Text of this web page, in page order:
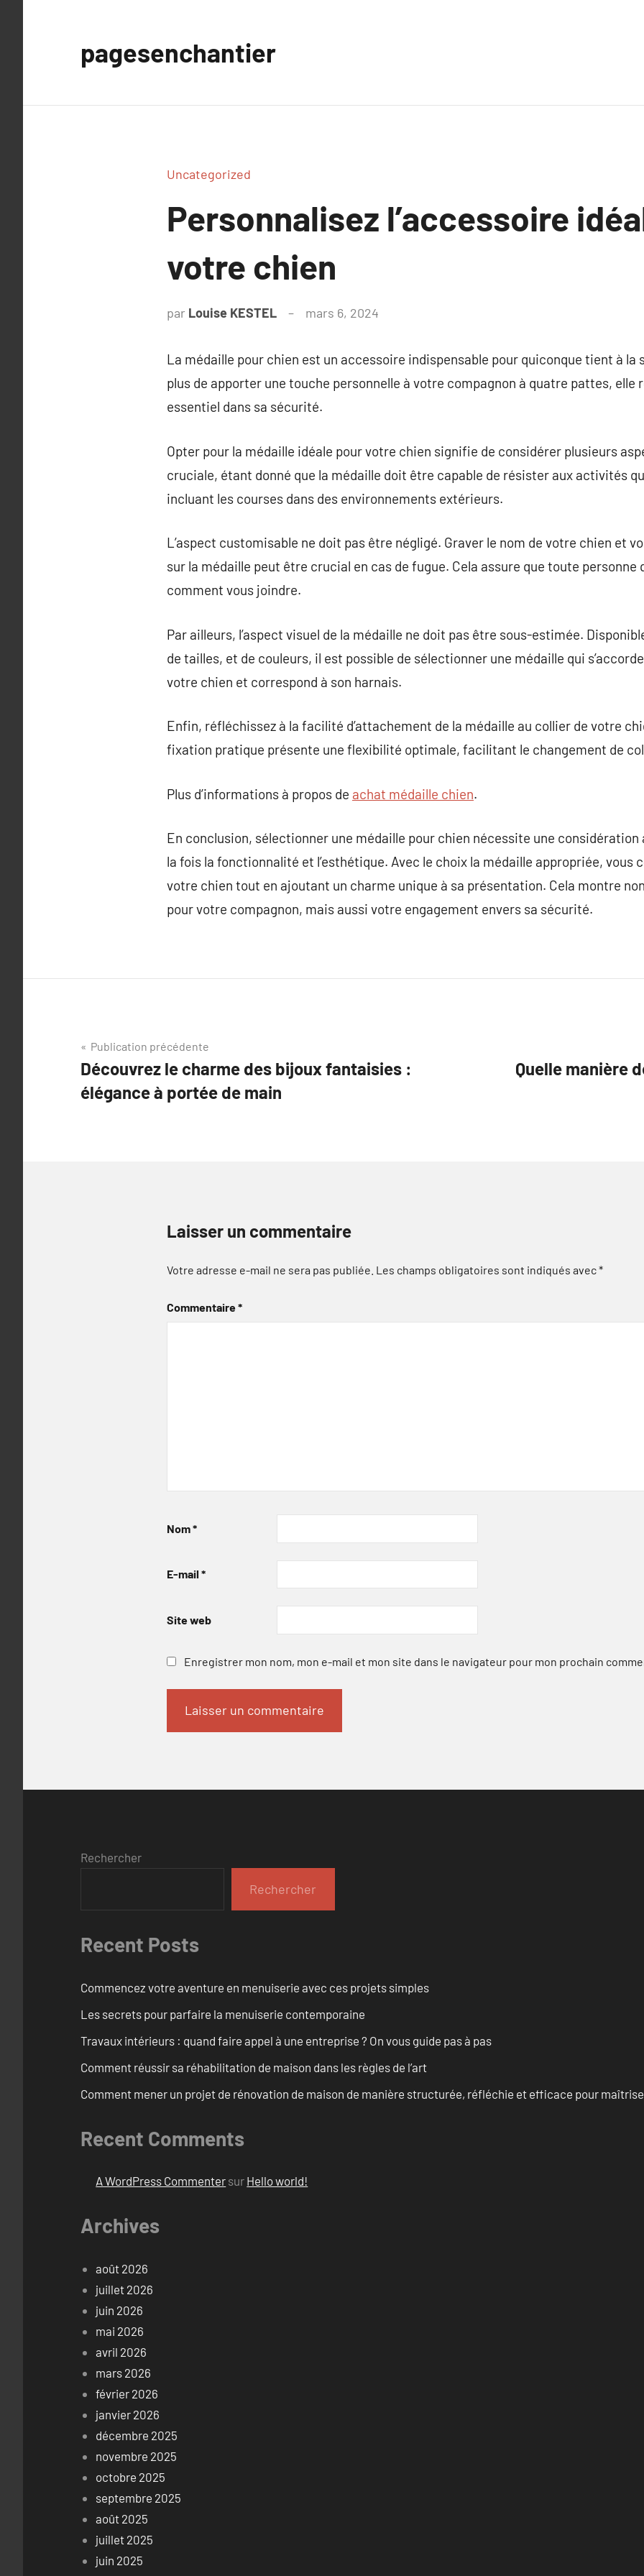
pagesenchantier
Uncategorized
Personnalisez l’accessoire
votre chien
par Louise KESTEL mars 6, 2024
La médaille pour chien est un accessoire indispensable pour quiconque tient à la
plus de apporter une touche personnelle à votre compagnon à quatre pattes, elle
essentiel dans sa sécurité.
Opter pour la médaille idéale pour votre chien signifie de considérer plusieurs
cruciale, étant donné que la médaille doit être capable de résister aux activités
incluant les courses dans des environnements extérieurs.
L’aspect customisable ne doit pas être négligé. Graver le nom de votre chien et
sur la médaille peut être crucial en cas de fugue. Cela assure que toute
comment vous joindre.
Par ailleurs, l’aspect visuel de la médaille ne doit pas être sous-estimée.
de tailles, et de couleurs, il est possible de sélectionner une médaille qui
votre chien et correspond à son harnais.
Enfin, réfléchissez à la facilité d’attachement de la médaille au collier de votre
fixation pratique présente une flexibilité optimale, facilitant le changement de
Plus d’informations à propos de achat médaille chien.
En conclusion, sélectionner une médaille pour chien nécessite une
la fois la fonctionnalité et l’esthétique. Avec le choix la médaille appropriée, vous
votre chien tout en ajoutant un charme unique à sa présentation. Cela montre
pour votre compagnon, mais aussi votre engagement envers sa sécurité.
Navigation
de
l’article
Publication précédente
Découvrez le charme des bijoux fantaisies :
élégance à portée de main
Quelle manière
Laisser un commentaire
Votre adresse e-mail ne sera pas publiée. Les champs obligatoires sont indiqués avec*
Commentaire*
Nom*
E-mail *
Site web
Enregistrer mon nom, mon e-mail et mon site dans le navigateur pour mon prochain
Rechercher
Rechercher
Recent Posts
Commencez votre aventure en menuiserie avec ces projets simples
Les secrets pour parfaire la menuiserie contemporaine
Travaux intérieurs : quand faire appel à une entreprise ? On vous guide pas à pas
Comment réussir sa réhabilitation de maison dans les règles de l’art
Comment mener un projet de rénovation de maison de manière structurée, réfléchie et efficace pour
Recent Comments
A WordPress Commenter sur Hello world!
Archives
août 2026
juillet 2026
juin 2026
mai 2026
avril 2026
mars 2026
février 2026
janvier 2026
décembre 2025
novembre 2025
octobre 2025
septembre 2025
août 2025
juillet 2025
juin 2025